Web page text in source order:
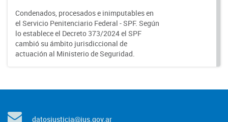
Condenados, procesados e inimputables en
el Servicio Penitenciario Federal - SPF. Según
lo establece el Decreto 373/2024 el SPF
cambió su ámbito jurisdiccional de
actuación al Ministerio de Seguridad.
datosjusticia@jus.gov.ar